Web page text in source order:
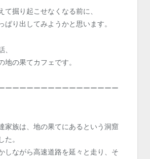
て掘り起こせなくなる前に、
ぱり出してみようかと思います。
地の果てカフェです。
ーーーーーーーーーーーーーーーー
家族は、地の果てにあるという洞窟
。
しながら高速道路を延々と走り、そ